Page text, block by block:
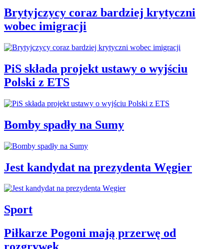
Brytyjczycy coraz bardziej krytyczni
wobec imigracji
PiS składa projekt ustawy o wyjściu
Polski z ETS
Bomby spadły na Sumy
Jest kandydat na prezydenta Węgier
Sport
Piłkarze Pogoni mają przerwę od